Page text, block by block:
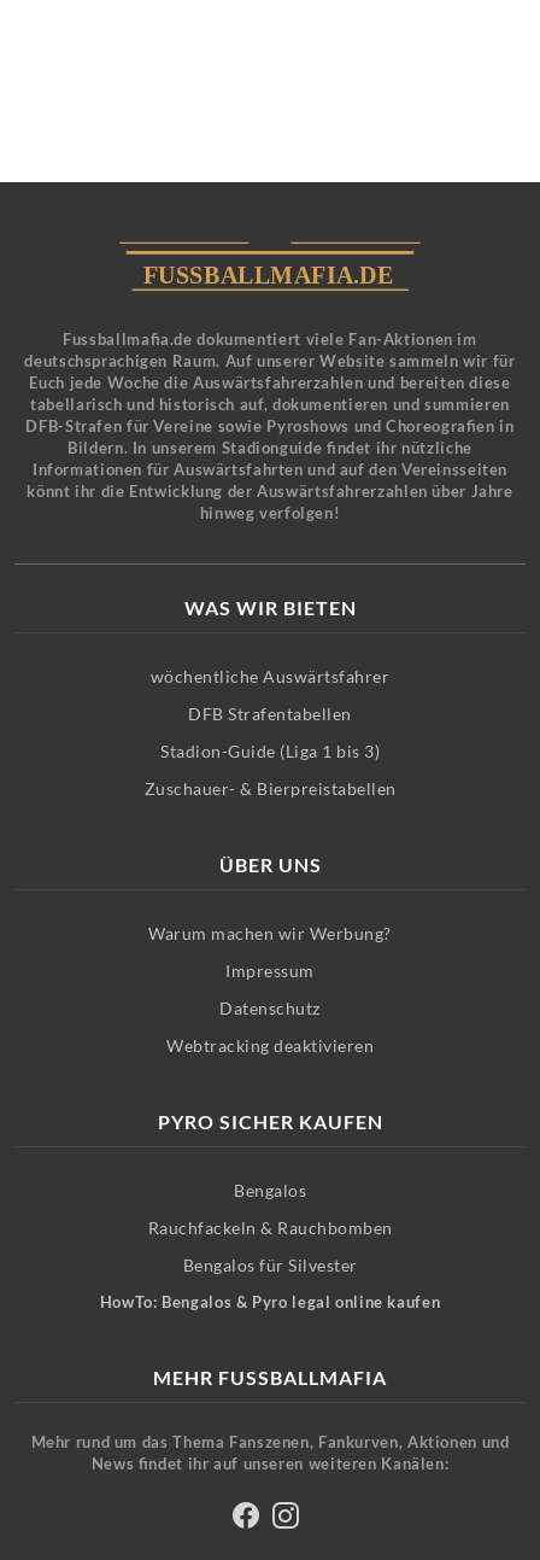
Fussballmafia.de dokumentiert viele Fan-Aktionen im
deutschsprachigen Raum. Auf unserer Website sammeln wir für
Euch jede Woche die Auswärtsfahrerzahlen und bereiten diese
tabellarisch und historisch auf, dokumentieren und summieren
DFB-Strafen für Vereine sowie Pyroshows und Choreografien in
Bildern. In unserem Stadionguide findet ihr nützliche
Informationen für Auswärtsfahrten und auf den Vereinsseiten
könnt ihr die Entwicklung der Auswärtsfahrerzahlen über Jahre
hinweg verfolgen!
WAS WIR BIETEN
wöchentliche Auswärtsfahrer
DFB Strafentabellen
Stadion-Guide (Liga 1 bis 3)
Zuschauer- & Bierpreistabellen
ÜBER UNS
Warum machen wir Werbung?
Impressum
Datenschutz
Webtracking deaktivieren
PYRO SICHER KAUFEN
Bengalos
Rauchfackeln & Rauchbomben
Bengalos für Silvester
HowTo: Bengalos & Pyro legal online kaufen
MEHR FUSSBALLMAFIA
Mehr rund um das Thema Fanszenen, Fankurven, Aktionen und
News findet ihr auf unseren weiteren Kanälen: